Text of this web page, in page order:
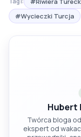
#Wycieczki Turcja
Hubert
Twórca bloga
ekspert od